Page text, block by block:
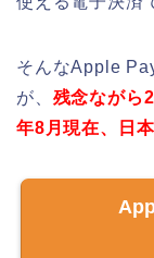
そんなApple
が、 残念ながら
年8月現在、日